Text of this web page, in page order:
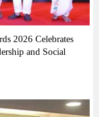
2026 Celebrates
and Social